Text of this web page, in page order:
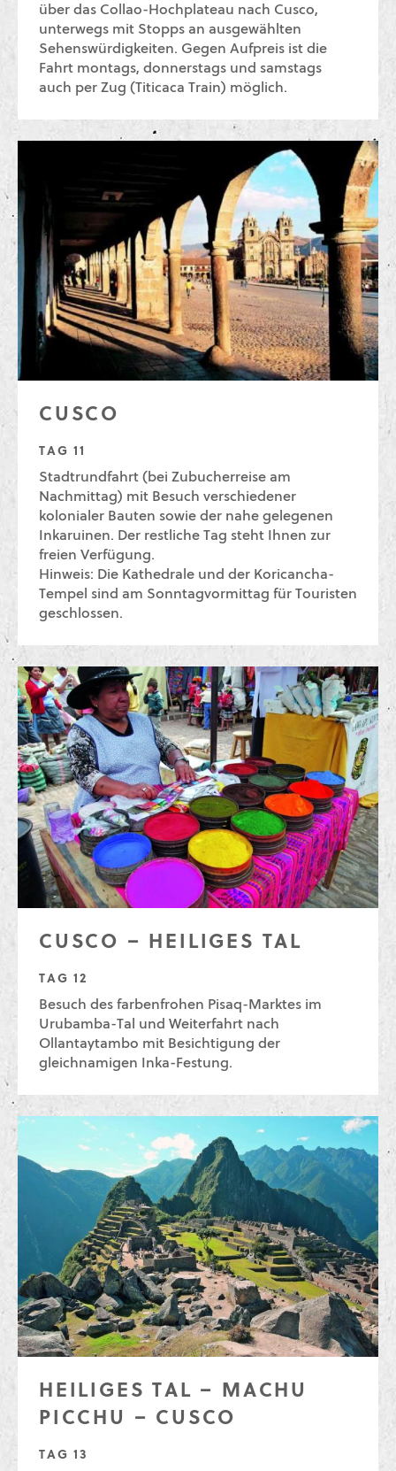
über das Collao-Hochplateau nach Cusco,
unterwegs mit Stopps an ausgewählten
Sehenswürdigkeiten. Gegen Aufpreis ist die
Fahrt montags, donnerstags und samstags
auch per Zug (Titicaca Train) möglich.
CUSCO
TAG 11
Stadtrundfahrt (bei Zubucherreise am
Nachmittag) mit Besuch verschiedener
kolonialer Bauten sowie der nahe gelegenen
Inkaruinen. Der restliche Tag steht Ihnen zur
freien Verfügung.
Hinweis: Die Kathedrale und der Koricancha-
Tempel sind am Sonntagvormittag für Touristen
geschlossen.
CUSCO – HEILIGES TAL
TAG 12
Besuch des farbenfrohen Pisaq-Marktes im
Urubamba-Tal und Weiterfahrt nach
Ollantaytambo mit Besichtigung der
gleichnamigen Inka-Festung.
HEILIGES TAL – MACHU
PICCHU – CUSCO
TAG 13